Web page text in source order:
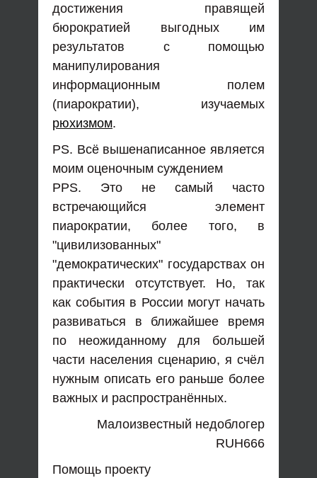
достижения правящей
бюрократией выгодных им
результатов с помощью
манипулирования
информационным полем
(пиарократии), изучаемых
рюхизмом.
PS. Всё вышенаписанное является
моим оценочным суждением
PPS. Это не самый часто
встречающийся элемент
пиарократии, более того, в
"цивилизованных"
"демократических" государствах он
практически отсутствует. Но, так
как события в России могут начать
развиваться в ближайшее время
по неожиданному для большей
части населения сценарию, я счёл
нужным описать его раньше более
важных и распространённых.
Малоизвестный недоблогер
RUH666
Помощь проекту